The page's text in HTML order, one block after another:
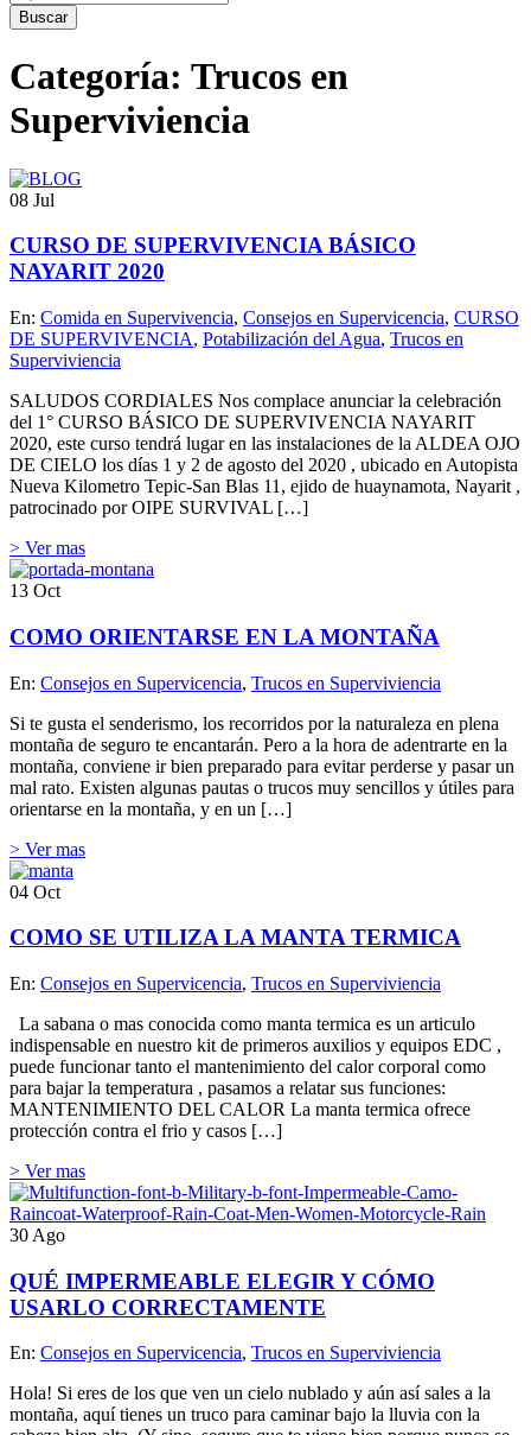
Categoría: Trucos en
Superviviencia
08 Jul
CURSO DE SUPERVIVENCIA BÁSICO
NAYARIT 2020
En: Comida en Supervivencia, Consejos en Supervicencia, CURSO
DE SUPERVIVENCIA, Potabilización del Agua, Trucos en
Superviviencia
SALUDOS CORDIALES Nos complace anunciar la celebración
del 1° CURSO BÁSICO DE SUPERVIVENCIA NAYARIT
2020, este curso tendrá lugar en las instalaciones de la ALDEA OJO
DE CIELO los días 1 y 2 de agosto del 2020 , ubicado en Autopista
Nueva Kilometro Tepic-San Blas 11, ejido de huaynamota, Nayarit ,
patrocinado por OIPE SURVIVAL […]
> Ver mas
13 Oct
COMO ORIENTARSE EN LA MONTAÑA
En: Consejos en Supervicencia, Trucos en Superviviencia
Si te gusta el senderismo, los recorridos por la naturaleza en plena
montaña de seguro te encantarán. Pero a la hora de adentrarte en la
montaña, conviene ir bien preparado para evitar perderse y pasar un
mal rato. Existen algunas pautas o trucos muy sencillos y útiles para
orientarse en la montaña, y en un […]
> Ver mas
04 Oct
COMO SE UTILIZA LA MANTA TERMICA
En: Consejos en Supervicencia, Trucos en Superviviencia
La sabana o mas conocida como manta termica es un articulo
indispensable en nuestro kit de primeros auxilios y equipos EDC ,
puede funcionar tanto el mantenimiento del calor corporal como
para bajar la temperatura , pasamos a relatar sus funciones:
MANTENIMIENTO DEL CALOR La manta termica ofrece
protección contra el frio y casos […]
> Ver mas
30 Ago
QUÉ IMPERMEABLE ELEGIR Y CÓMO
USARLO CORRECTAMENTE
En: Consejos en Supervicencia, Trucos en Superviviencia
Hola! Si eres de los que ven un cielo nublado y aún así sales a la
montaña, aquí tienes un truco para caminar bajo la lluvia con la